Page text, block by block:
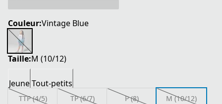
Couleur:Vintage Blue
Taille:M (10/12)
JeuneTout-petits
TTP (4/5) TP (6/7) P (8) M (10/12)